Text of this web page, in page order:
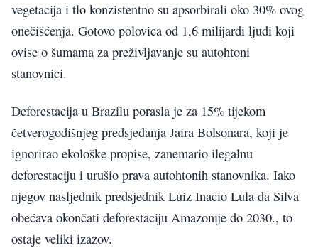
vegetacija i tlo konzistentno su apsorbirali oko 30% ovog
onečišćenja. Gotovo polovica od 1,6 milijardi ljudi koji
ovise o šumama za preživljavanje su autohtoni
stanovnici.
Deforestacija u Brazilu porasla je za 15% tijekom
četverogodišnjeg predsjedanja Jaira Bolsonara, koji je
ignorirao ekološke propise, zanemario ilegalnu
deforestaciju i urušio prava autohtonih stanovnika. Iako
njegov nasljednik predsjednik Luiz Inacio Lula da Silva
obećava okončati deforestaciju Amazonije do 2030., to
ostaje veliki izazov.